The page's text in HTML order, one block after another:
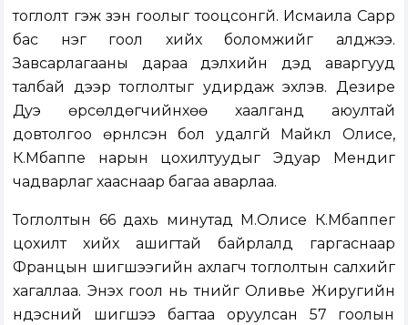
тоглолт гэж үзэн гоолыг тооцсонгүй. Исмаила Сарр
бас нэг гоол хийх боломжийг алджээ.
Завсарлагааны дараа дэлхийн дэд аваргууд
талбай дээр тоглолтыг удирдаж эхлэв. Дезире
Дуэ өрсөлдөгчийнхөө хаалганд аюултай
довтолгоо өрнүүлсэн бол удалгүй Майкл Олисе,
К.Мбаппе нарын цохилтуудыг Эдуар Мендиг
чадварлаг хааснаар багаа аварлаа.
Тоглолтын 66 дахь минутад М.Олисе К.Мбаппег
цохилт хийх ашигтай байрлалд гаргаснаар
Францын шигшээгийн ахлагч тоглолтын салхийг
хагаллаа. Энэхүү гоол нь түүнийг Оливье Жиругийн
үндэсний шигшээ багтаа оруулсан 57 гоолын